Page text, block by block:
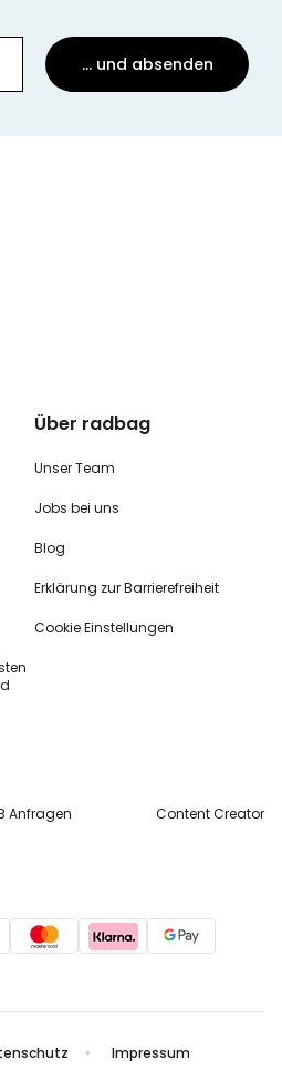
... und absenden
Über radbag
Unser Team
Jobs bei uns
Blog
Erklärung zur Barrierefreiheit
Cookie Einstellungen
Anfragen Content Creator
Impressum